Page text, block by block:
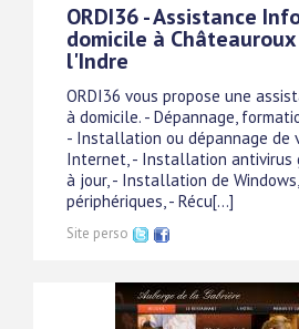
ORDI36 - Assistance
domicile à
l'Indre
ORDI36 vous propose une
à domicile. - Dépannage,
- Installation ou dépannage de
Internet, - Installation antivirus
à jour, - Installation de
périphériques, - Récu[...]
Site perso